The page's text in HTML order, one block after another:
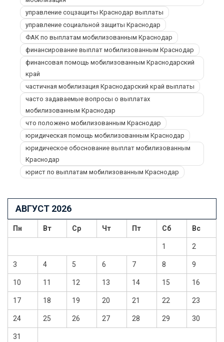
управление соцзащиты Краснодар выплаты
управление социальной защиты Краснодар
ФАК по выплатам мобилизованным Краснодар
финансирование выплат мобилизованным Краснодар
финансовая помощь мобилизованным Краснодарский
край
частичная мобилизация Краснодарский край выплаты
часто задаваемые вопросы о выплатах
мобилизованным Краснодар
что положено мобилизованным Краснодар
юридическая помощь мобилизованным Краснодар
юридическое обоснование выплат мобилизованным
Краснодар
юрист по выплатам мобилизованным Краснодар
АВГУСТ 2026
Пн Вт Ср Чт Пт Сб Вс
1 2
3 4 5 6 7 8 9
10 11 12 13 14 15 16
17 18 19 20 21 22 23
24 25 26 27 28 29 30
31